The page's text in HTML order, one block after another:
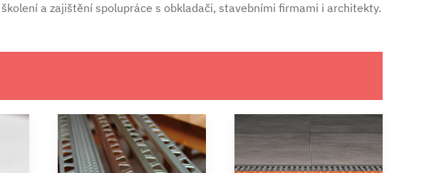
a zajištění spolupráce s obkladači, stavebními firmami i architekty.